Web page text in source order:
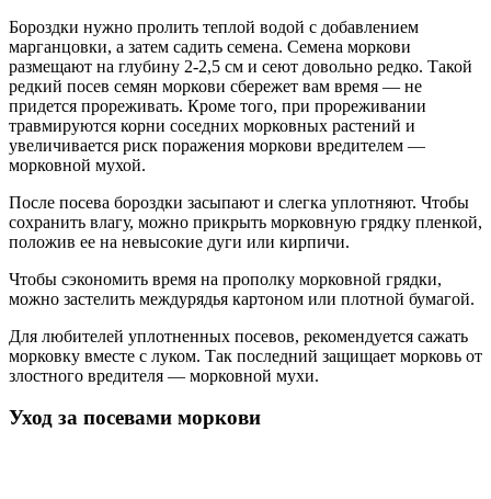
Бороздки нужно пролить теплой водой с добавлением
марганцовки, а затем садить семена. Семена моркови
размещают на глубину 2-2,5 см и сеют довольно редко. Такой
редкий посев семян моркови сбережет вам время — не
придется прореживать. Кроме того, при прореживании
травмируются корни соседних морковных растений и
увеличивается риск поражения моркови вредителем —
морковной мухой.
После посева бороздки засыпают и слегка уплотняют. Чтобы
сохранить влагу, можно прикрыть морковную грядку пленкой,
положив ее на невысокие дуги или кирпичи.
Чтобы сэкономить время на прополку морковной грядки,
можно застелить междурядья картоном или плотной бумагой.
Для любителей уплотненных посевов, рекомендуется сажать
морковку вместе с луком. Так последний защищает морковь от
злостного вредителя — морковной мухи.
Уход за посевами моркови